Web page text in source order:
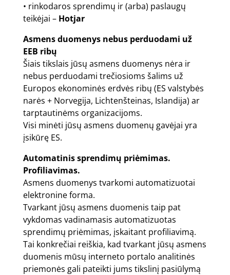
• rinkodaros sprendimų ir (arba) paslaugų
teikėjai – Hotjar
Asmens duomenys nebus perduodami už
EEB ribų
Šiais tikslais jūsų asmens duomenys nėra ir
nebus perduodami trečiosioms šalims už
Europos ekonominės erdvės ribų (ES valstybės
narės + Norvegija, Lichtenšteinas, Islandija) ar
tarptautinėms organizacijoms.
Visi minėti jūsų asmens duomenų gavėjai yra
įsikūrę ES.
Automatinis sprendimų priėmimas.
Profiliavimas.
Asmens duomenys tvarkomi automatizuotai
elektronine forma.
Tvarkant jūsų asmens duomenis taip pat
vykdomas vadinamasis automatizuotas
sprendimų priėmimas, įskaitant profiliavimą.
Tai konkrečiai reiškia, kad tvarkant jūsų asmens
duomenis mūsų interneto portalo analitinės
priemonės gali pateikti jums tikslinį pasiūlymą